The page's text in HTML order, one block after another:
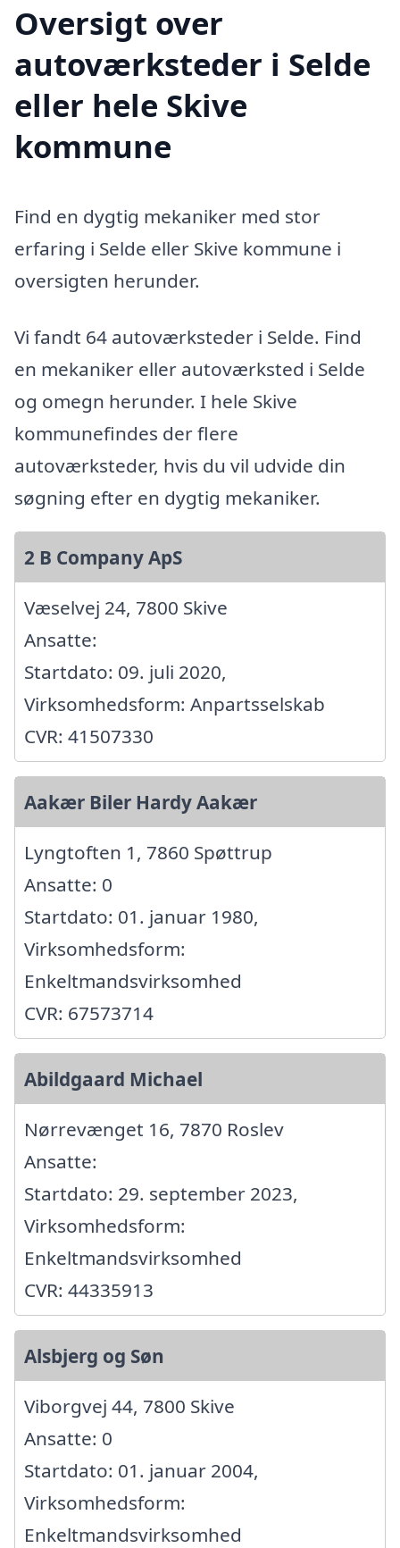
Oversigt over
autoværksteder i Selde
eller hele Skive
kommune
Find en dygtig mekaniker med stor
erfaring i Selde eller Skive kommune i
oversigten herunder.
Vi fandt 64 autoværksteder i Selde. Find
en mekaniker eller autoværksted i Selde
og omegn herunder. I hele Skive
kommunefindes der flere
autoværksteder, hvis du vil udvide din
søgning efter en dygtig mekaniker.
2 B Company ApS
Væselvej 24, 7800 Skive
Ansatte:
Startdato: 09. juli 2020,
Virksomhedsform: Anpartsselskab
CVR: 41507330
Aakær Biler Hardy Aakær
Lyngtoften 1, 7860 Spøttrup
Ansatte: 0
Startdato: 01. januar 1980,
Virksomhedsform:
Enkeltmandsvirksomhed
CVR: 67573714
Abildgaard Michael
Nørrevænget 16, 7870 Roslev
Ansatte:
Startdato: 29. september 2023,
Virksomhedsform:
Enkeltmandsvirksomhed
CVR: 44335913
Alsbjerg og Søn
Viborgvej 44, 7800 Skive
Ansatte: 0
Startdato: 01. januar 2004,
Virksomhedsform:
Enkeltmandsvirksomhed